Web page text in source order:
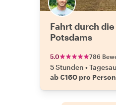
Fahrt durch
Potsdams
5.0 786
5 Stunden •
ab €160 pro Person